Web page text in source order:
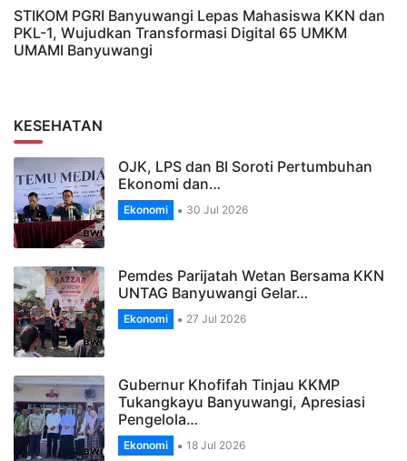
STIKOM PGRI Banyuwangi Lepas Mahasiswa KKN dan
PKL-1, Wujudkan Transformasi Digital 65 UMKM
UMAMI Banyuwangi
KESEHATAN
OJK, LPS dan BI Soroti Pertumbuhan
Ekonomi dan…
Ekonomi 30 Jul 2026
Pemdes Parijatah Wetan Bersama KKN
UNTAG Banyuwangi Gelar…
Ekonomi 27 Jul 2026
Gubernur Khofifah Tinjau KKMP
Tukangkayu Banyuwangi, Apresiasi
Pengelola…
Ekonomi 18 Jul 2026